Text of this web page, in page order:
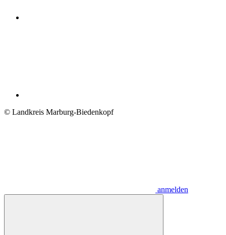
© Landkreis Marburg-Biedenkopf
anmelden